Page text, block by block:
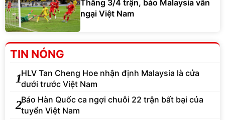
Thắng 3/4 trận, báo Malaysia vẫn
ngại Việt Nam
TIN NÓNG
1HLV Tan Cheng Hoe nhận định Malaysia là cửa
dưới trước Việt Nam
2Báo Hàn Quốc ca ngợi chuỗi 22 trận bất bại của
tuyển Việt Nam